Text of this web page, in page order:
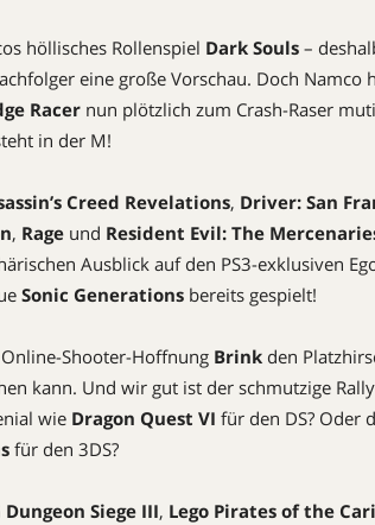
höllisches Rollenspiel Dark Souls –
eine große Vorschau. Doch Namco
Racer nun plötzlich zum Crash-Raser
in der M!
Creed Revelations, Driver: San
, Rage und Resident Evil: The
Ausblick auf den PS3-exklusiven
Sonic Generations bereits gespielt!
Shooter-Hoffnung Brink den
kann. Und wir gut ist der schmutzige
wie Dragon Quest VI für den DS? Oder
für den 3DS?
Dungeon Siege III, Lego Pirates of the